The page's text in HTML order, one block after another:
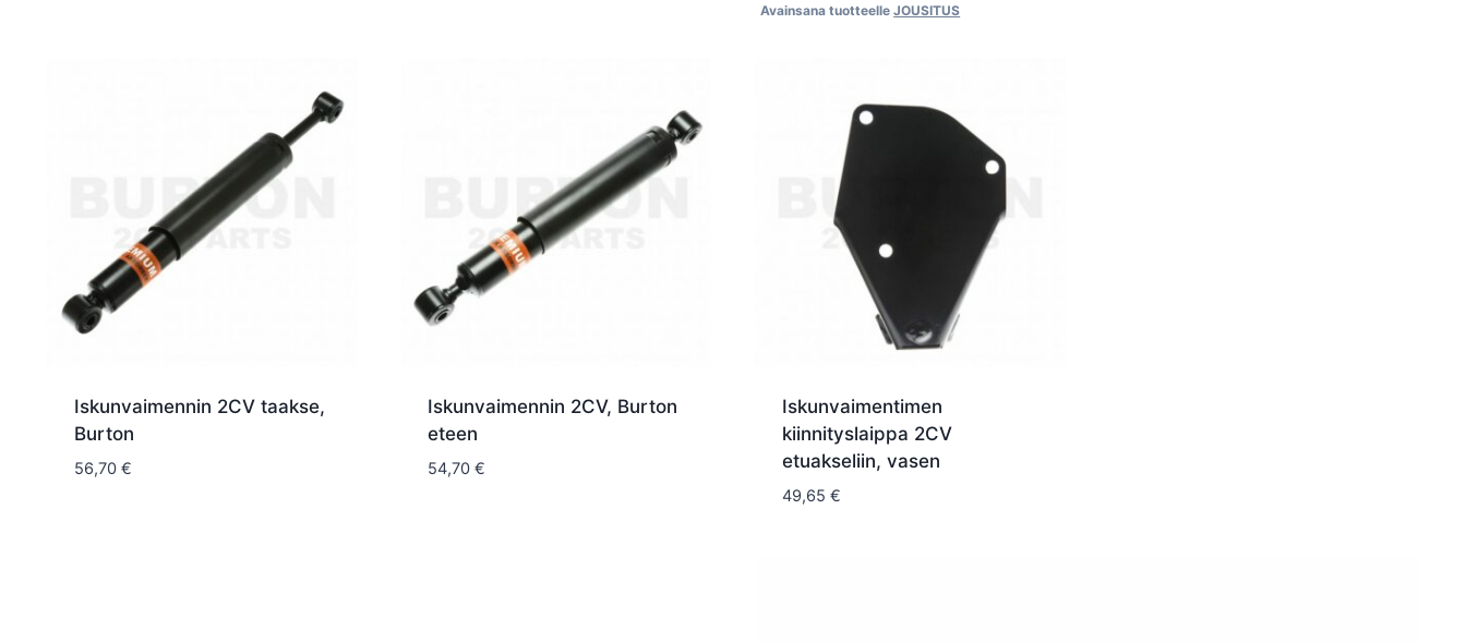
Avainsana tuotteelleJOUSITUS
Iskunvaimennin 2CV taakse,
Burton
56,70 €
Iskunvaimennin 2CV, Burton
eteen
54,70 €
Iskunvaimentimen
kiinnityslaippa 2CV
etuakseliin, vasen
49,65 €